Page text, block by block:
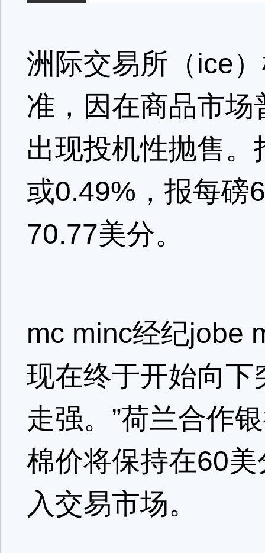
洲际交易所（ice
准，因在商品市
出现投机性抛售
或0.49%，报每磅
70.77美分。
mc minc经纪jobe
现在终于开始向
走强。”荷兰合作
棉价将保持在60
入交易市场。